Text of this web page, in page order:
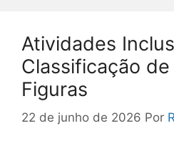
Atividades
Classificação
Figuras
22 de junho de 2026 Por